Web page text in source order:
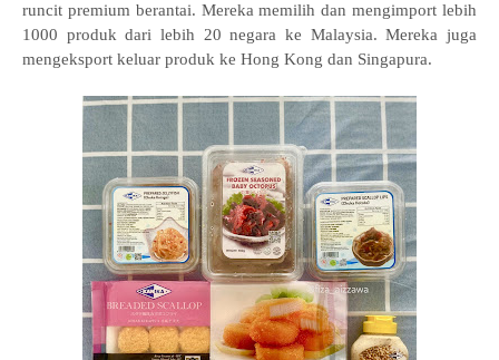
runcit premium berantai. Mereka memilih dan mengimport lebih
1000 produk dari lebih 20 negara ke Malaysia. Mereka juga
mengeksport keluar produk ke Hong Kong dan Singapura.